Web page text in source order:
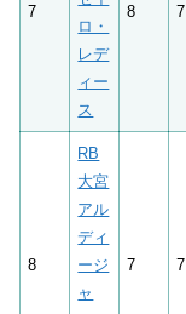
7
ロ・
レデ
ィー
ス
8 7
8
RB
大宮
アル
ディ
ージ
ャ
7 7